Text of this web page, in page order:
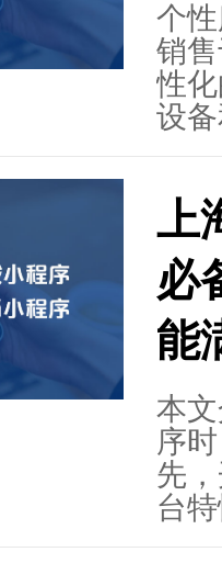
个
销
性
设
障
具
种
服
能
上
必
能
本
序
先
台